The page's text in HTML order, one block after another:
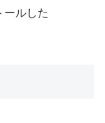
ールした